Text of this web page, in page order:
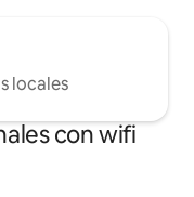
locales
con wifi